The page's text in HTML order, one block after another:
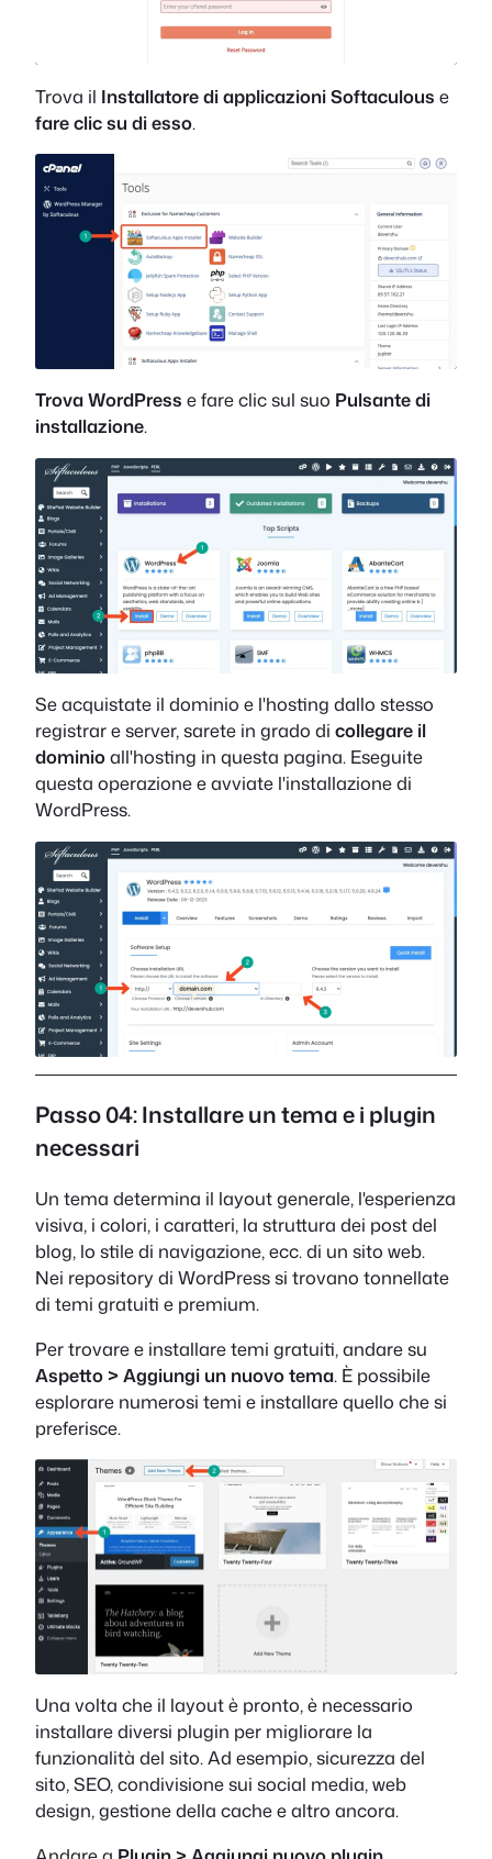
Trova il Installatore di applicazioni Softaculous e
fare clic su di esso.
Trova WordPress e fare clic sul suo Pulsante di
installazione.
Se acquistate il dominio e l'hosting dallo stesso
registrar e server, sarete in grado di collegare il
dominioall'hosting in questa pagina. Eseguite
questa operazione e avviate l'installazione di
WordPress.
Passo 04: Installare un tema e i plugin
necessari
Un tema determina il layout generale, l'esperienza
visiva, i colori, i caratteri, la struttura dei post del
blog, lo stile di navigazione, ecc. di un sito web.
Nei repository di WordPress si trovano tonnellate
di temi gratuiti e premium.
Per trovare e installare temi gratuiti, andare su
Aspetto > Aggiungi un nuovo tema. È possibile
esplorare numerosi temi e installare quello che si
preferisce.
Una volta che il layout è pronto, è necessario
installare diversi plugin per migliorare la
funzionalità del sito. Ad esempio, sicurezza del
sito, SEO, condivisione sui social media, web
design, gestione della cache e altro ancora.